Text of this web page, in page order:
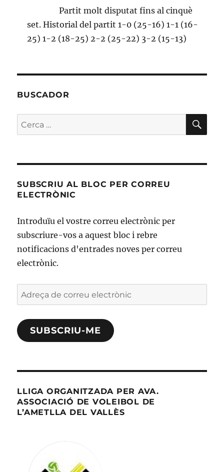
Partit molt disputat fins al cinquè
set. Historial del partit 1-0 (25-16) 1-1 (16-
25) 1-2 (18-25) 2-2 (25-22) 3-2 (15-13)
BUSCADOR
Cerca:
SUBSCRIU AL BLOC PER CORREU
ELECTRÒNIC
Introduïu el vostre correu electrònic per
subscriure-vos a aquest bloc i rebre
notificacions d'entrades noves per correu
electrònic.
Adreça
de
correu
electrònic
SUBSCRIU-ME
LLIGA ORGANITZADA PER AVA.
ASSOCIACIÓ DE VOLEIBOL DE
L’AMETLLA DEL VALLÈS